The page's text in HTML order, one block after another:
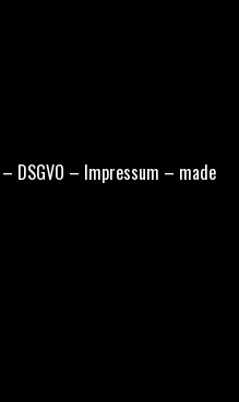
DSGVO – Impressum – made